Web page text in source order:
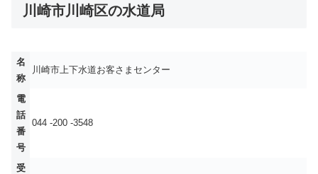
川崎市川崎区の水道局
名
称
川崎市上下水道お客さまセンター
電
話
番
号
044 -200 -3548
受